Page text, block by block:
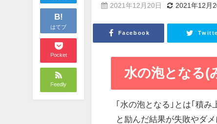
B!
はてブ
Pocket
Feedly
2021年12月20日 2021年12月
Facebook
水の泡となる(
｢水の泡となる｣とは｢積
と励んだ結果が失敗やダ